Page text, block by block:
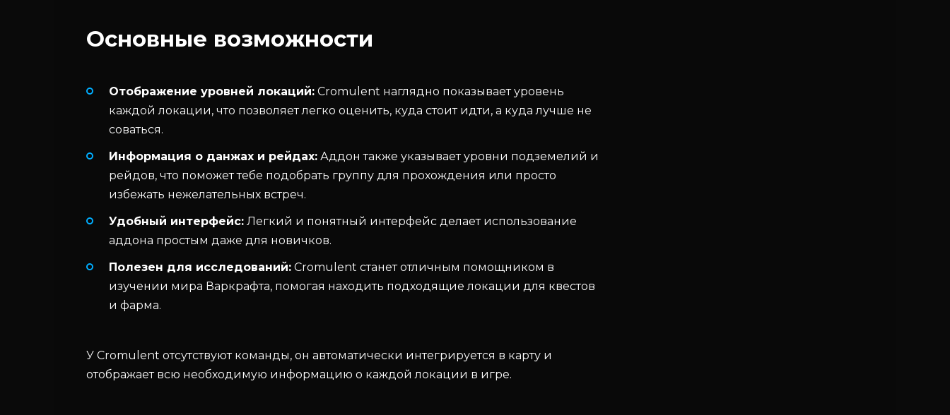
Основные возможности
Отображение уровней локаций: Cromulent наглядно показывает уровень
каждой локации, что позволяет легко оценить, куда стоит идти, а куда лучше не
соваться.
Информация о данжах и рейдах: Аддон также указывает уровни подземелий и
рейдов, что поможет тебе подобрать группу для прохождения или просто
избежать нежелательных встреч.
Удобный интерфейс: Легкий и понятный интерфейс делает использование
аддона простым даже для новичков.
Полезен для исследований: Cromulent станет отличным помощником в
изучении мира Варкрафта, помогая находить подходящие локации для квестов
и фарма.
У Cromulent отсутствуют команды, он автоматически интегрируется в карту и
отображает всю необходимую информацию о каждой локации в игре.